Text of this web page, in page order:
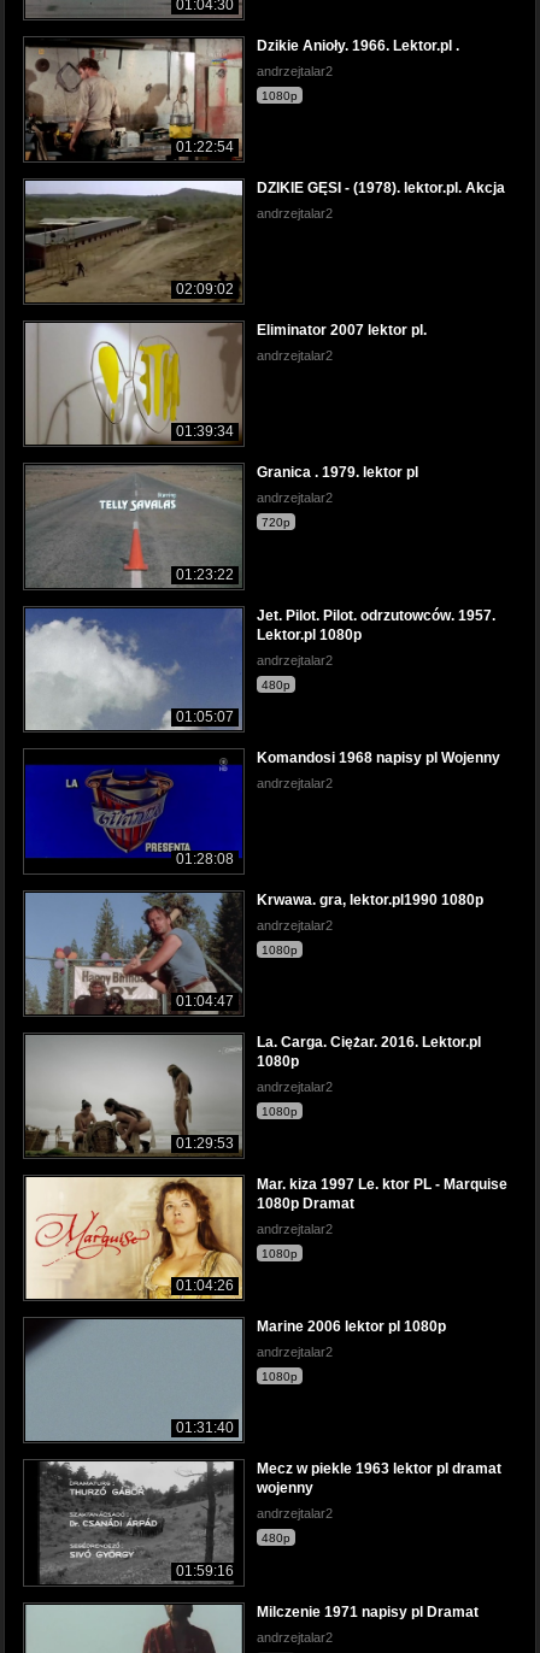
01:04:30
01:22:54
Dzikie Anioły. 1966. Lektor.pl .
andrzejtalar2
1080p
02:09:02
DZIKIE GĘSI - (1978). lektor.pl. Akcja
andrzejtalar2
01:39:34
Eliminator 2007 lektor pl.
andrzejtalar2
01:23:22
Granica . 1979. lektor pl
andrzejtalar2
720p
01:05:07
Jet. Pilot. Pilot. odrzutowców. 1957.
Lektor.pl 1080p
andrzejtalar2
480p
01:28:08
Komandosi 1968 napisy pl Wojenny
andrzejtalar2
01:04:47
Krwawa. gra, lektor.pl1990 1080p
andrzejtalar2
1080p
01:29:53
La. Carga. Ciężar. 2016. Lektor.pl
1080p
andrzejtalar2
1080p
01:04:26
Mar. kiza 1997 Le. ktor PL - Marquise
1080p Dramat
andrzejtalar2
1080p
01:31:40
Marine 2006 lektor pl 1080p
andrzejtalar2
1080p
01:59:16
Mecz w piekle 1963 lektor pl dramat
wojenny
andrzejtalar2
480p
Milczenie 1971 napisy pl Dramat
andrzejtalar2